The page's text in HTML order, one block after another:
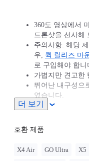
360도 영상에서
드론샷을 선사해
주의사항: 해당
우, 퀵 릴리즈 마
로 구입해야 합니
가볍지만 견고한
뛰어난 내구성으
였습니다.
최대 1m까지 연장
더 보기
호환 제품
X4 Air GO Ultra X5